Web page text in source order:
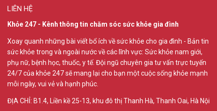
LIÊN HỆ
Khỏe 247 - Kênh thông tin chăm sóc sức khỏe gia đình
Xoay quanh những bài viết bổ ích về sức khỏe cho gia đình - Bản tin
sức khỏe trong và ngoài nước về các lĩnh vực: Sức khỏe nam giới,
phụ nữ, bệnh học, thuốc, y tế. Đội ngũ chuyên gia tư vấn trực tuyến
24/7 của khỏe 247 sẽ mang lại cho bạn một cuộc sống khỏe mạnh
mỗi ngày, vui vẻ và hạnh phúc.
ĐỊA CHỈ: B1.4, Liền kề 25-13, khu đô thị Thanh Hà, Thanh Oai, Hà Nội